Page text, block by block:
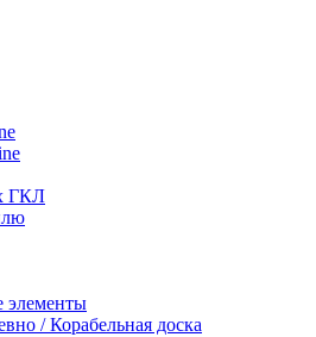
ГКЛ
элементы
/ Корабельная доска